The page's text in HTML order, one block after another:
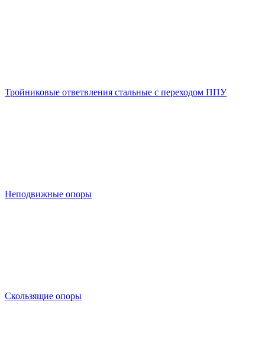
Тройниковые ответвления стальные с переходом ППУ
Неподвижные опоры
Скользящие опоры